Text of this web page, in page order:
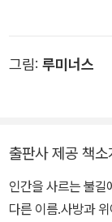
그림: 루미너스
출판사 제공 책소
인간을 사르는 불길
다른 이름.사방과